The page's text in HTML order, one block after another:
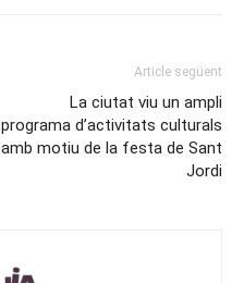
Article següent
La ciutat viu un ampli
programa d’activitats culturals
amb motiu de la festa de Sant
Jordi